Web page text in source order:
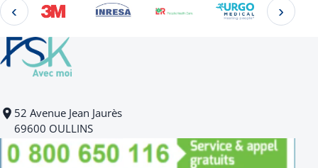
‹ ›
Éléments 2 à 4 sur 22
52 Avenue Jean Jaurès
69600 OULLINS